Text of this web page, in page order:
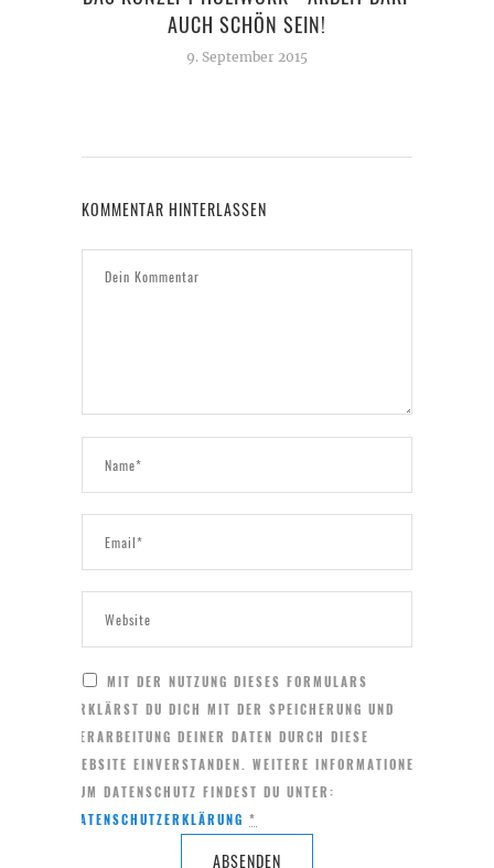
AUCH SCHÖN SEIN!
9. September 2015
KOMMENTAR HINTERLASSEN
MIT DER NUTZUNG DIESES FORMULARS
ERKLÄRST DU DICH MIT DER SPEICHERUNG UND
VERARBEITUNG DEINER DATEN DURCH DIESE
WEBSITE EINVERSTANDEN. WEITERE INFORMATIONEN
ZUM DATENSCHUTZ FINDEST DU UNTER:
DATENSCHUTZERKLÄRUNG *